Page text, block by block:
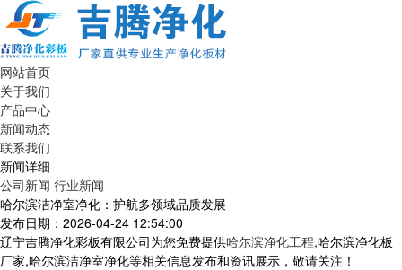
网站首页
关于我们
产品中心
新闻动态
联系我们
新闻详细
公司新闻 行业新闻
哈尔滨洁净室净化：护航多领域品质发展
发布日期：2026-04-24 12:54:00
辽宁吉腾净化彩板有限公司为您免费提供哈尔滨净化工程,哈尔滨净化板
厂家,哈尔滨洁净室净化等相关信息发布和资讯展示，敬请关注！